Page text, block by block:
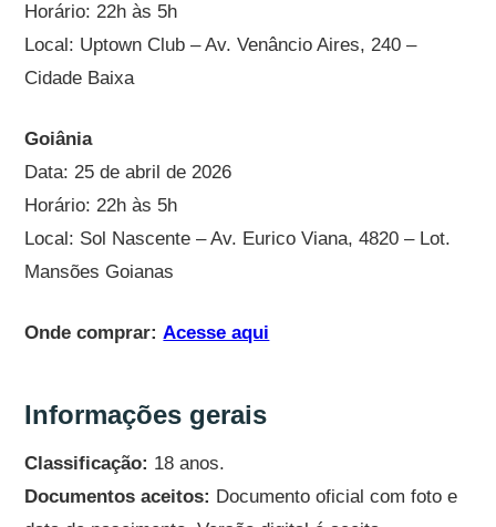
Horário: 22h às 5h
Local: Uptown Club – Av. Venâncio Aires, 240 –
Cidade Baixa
Goiânia
Data: 25 de abril de 2026
Horário: 22h às 5h
Local: Sol Nascente – Av. Eurico Viana, 4820 – Lot.
Mansões Goianas
Onde comprar:Acesse aqui
Informações gerais
Classificação: 18 anos.
Documentos aceitos: Documento oficial com foto e